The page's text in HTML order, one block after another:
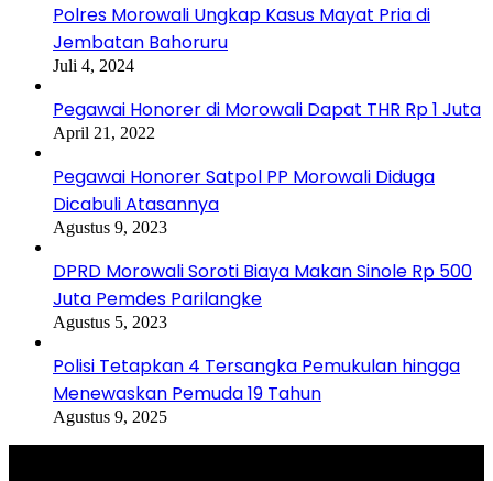
Polres Morowali Ungkap Kasus Mayat Pria di
Jembatan Bahoruru
Juli 4, 2024
Pegawai Honorer di Morowali Dapat THR Rp 1 Juta
April 21, 2022
Pegawai Honorer Satpol PP Morowali Diduga
Dicabuli Atasannya
Agustus 9, 2023
DPRD Morowali Soroti Biaya Makan Sinole Rp 500
Juta Pemdes Parilangke
Agustus 5, 2023
Polisi Tetapkan 4 Tersangka Pemukulan hingga
Menewaskan Pemuda 19 Tahun
Agustus 9, 2025